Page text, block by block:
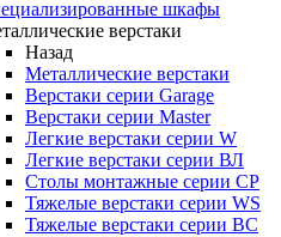
шкафы
верстаки
Назад
Металлические верстаки
Верстаки серии Garage
Верстаки серии Master
Легкие верстаки серии W
Легкие верстаки серии ВЛ
Столы монтажные серии СР
Тяжелые верстаки серии WS
Тяжелые верстаки серии ВС